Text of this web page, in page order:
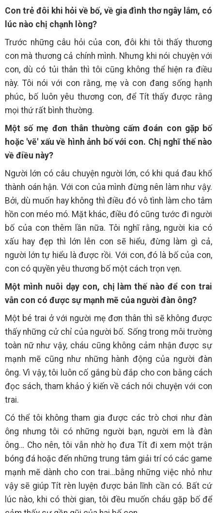
Con trẻ đôi khi hỏi về bố, về gia đình thơ ngây lắm, có
lúc nào chị chạnh lòng?
Trước những câu hỏi của con, đôi khi tôi thấy thương
con mà thương cả chính mình. Nhưng khi nói chuyện với
con, dù có tủi thân thì tôi cũng không thể hiện ra điều
này. Tôi nói với con rằng, mẹ và con đang sống hạnh
phúc, bố luôn yêu thương con, để Tít thấy được rằng
mọi thứ rất bình thường.
Một số mẹ đơn thân thường cấm đoán con gặp bố
hoặc 'vẽ' xấu về hình ảnh bố với con. Chị nghĩ thế nào
về điều này?
Người lớn có câu chuyện người lớn, có khi quá đau khổ
thành oán hận. Với con của mình đừng nên làm như vậy.
Bởi, dù muốn hay không thì điều đó vô tình làm cho tâm
hồn con méo mó. Mặt khác, điều đó cũng tước đi người
bố của con thêm lần nữa. Tôi nghĩ rằng, người kia có
xấu hay đẹp thì lớn lên con sẽ hiểu, đừng làm gì cả,
người lớn tự hiểu là được rồi. Với con, đó là bố của con,
con có quyền yêu thương bố một cách trọn vẹn.
Một mình nuôi dạy con, chị làm thế nào để con trai
vẫn con có được sự mạnh mẽ của người đàn ông?
Một bé trai ở với người mẹ đơn thân thì sẽ không được
thấy những cử chỉ của người bố. Sống trong môi trường
toàn nữ như vậy, cháu cũng không cảm nhận được sự
mạnh mẽ cũng như những hành động của người đàn
ông. Vì vậy, tôi luôn cố gắng bù đắp cho con bằng cách
đọc sách, tham khảo ý kiến về cách nói chuyện với con
trai.
Có thể tôi không tham gia được các trò chơi như đàn
ông nhưng tôi có những người bạn, người em là đàn
ông… Cho nên, tôi vẫn nhờ họ đưa Tít đi xem một trận
bóng đá hoặc đến những trung tâm giải trí có các game
mạnh mẽ dành cho con trai…bằng những việc nhỏ như
vậy sẽ giúp Tít rèn luyện được bản lĩnh cần có. Bất cứ
lúc nào, khi có thời gian, tôi đều muốn cháu gặp bố để